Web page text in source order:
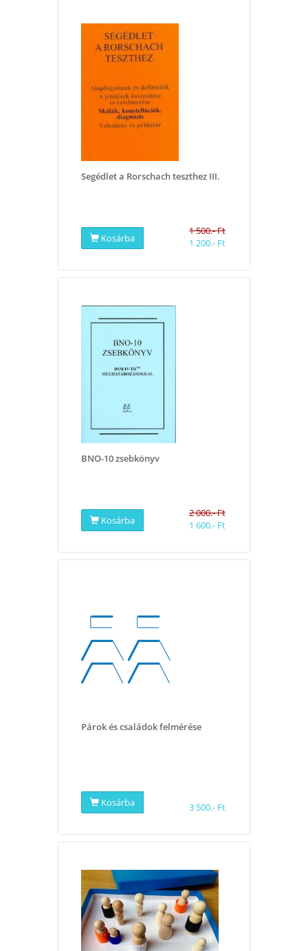
Segédlet a Rorschach teszthez III.
Kosárba
1 500.- Ft
1 200.- Ft
BNO-10 zsebkönyv
Kosárba
2 000.- Ft
1 600.- Ft
Párok és családok felmérése
Kosárba 3 500.- Ft